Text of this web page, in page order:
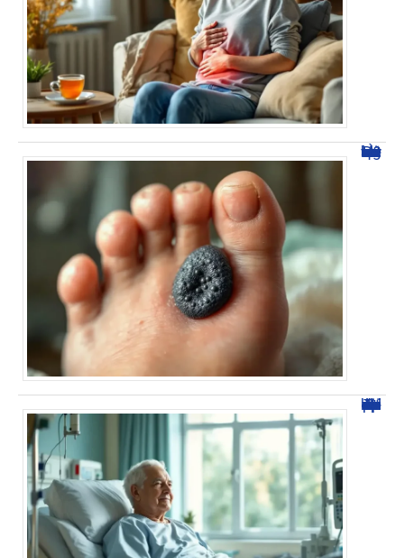
À quoi ressemble une verrue morte ? Découvrez les signes.
Temps de convalescence après opération canal lombaire étroit : tout savoir